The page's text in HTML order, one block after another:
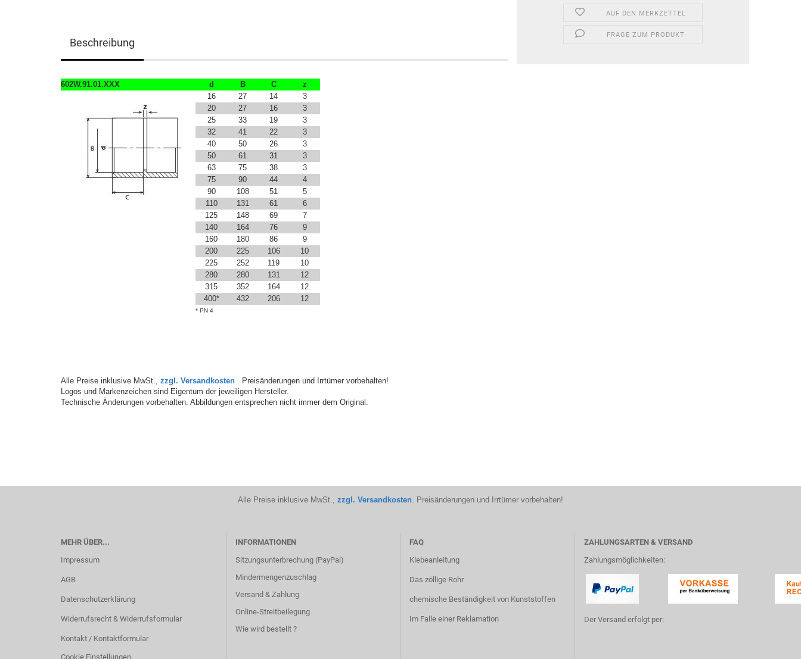
AUF DEN MERKZETTEL
FRAGE ZUM PRODUKT
Beschreibung
602W.91.01.XXX d B C
z
16
27 14
3
20
27 16
3
25
33 19
3
32
41 22
3
40
50 26
3
50
61 31
3
63
75 38
3
75
90 44
4
90
108 51
5
110
131 61
6
125
148 69
7
140
164 76
9
160
180 86
9
200
225 106
10
225
252 119
10
280
280 131
12
315
352 164
12
400*
432 206 12
* PN 4
Alle Preise inklusive MwSt., zzgl. Versandkosten . Preisänderungen und Irrtümer vorbehalten!
Logos und Markenzeichen sind Eigentum der jeweiligen Hersteller.
Technische Änderungen vorbehalten. Abbildungen entsprechen nicht immer dem Original.
Alle Preise inklusive MwSt., zzgl. Versandkosten. Preisänderungen und Irrtümer vorbehalten!
MEHR ÜBER...
Impressum
AGB
Datenschutzerklärung
Widerrufsrecht & Widerrufsformular
Kontakt / Kontaktformular
Cookie Einstellungen
INFORMATIONEN
Sitzungsunterbrechung (PayPal)
Mindermengenzuschlag
Versand & Zahlung
Online-Streitbeilegung
Wie wird bestellt ?
FAQ
Klebeanleitung
Das zöllige Rohr
chemische Beständigkeit von Kunststoffen
Im Falle einer Reklamation
ZAHLUNGSARTEN & VERSAND
Zahlungsmöglichkeiten:
Der Versand erfolgt per: